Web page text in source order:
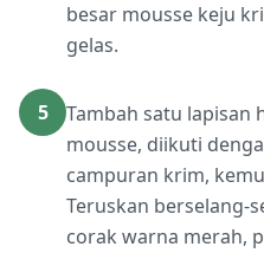
besar mousse keju
gelas.
5
Tambah satu lapisan
mousse, diikuti
campuran krim,
Teruskan berselang-
corak warna merah,